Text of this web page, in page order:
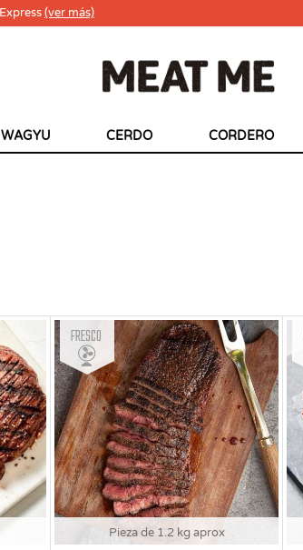
(ver más)
WAGYU CERDO CORDERO
Pieza de 1.2 kg aprox
Fresco